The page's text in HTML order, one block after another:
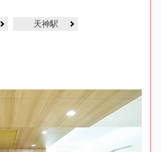
天神駅